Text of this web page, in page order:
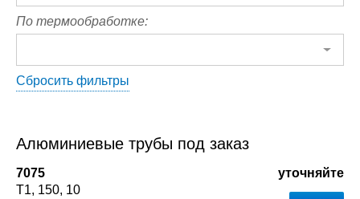
По термообработке:
Сбросить фильтры
Алюминиевые трубы под заказ
7075
Т1 150 10
уточняйте